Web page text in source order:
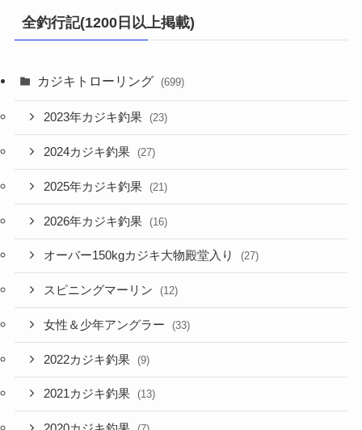
全釣行記(1200日以上掲載)
カジキトローリング (699)
2023年カジキ釣果 (23)
2024カジキ釣果 (27)
2025年カジキ釣果 (21)
2026年カジキ釣果 (16)
オーバー150kgカジキ大物殿堂入り (27)
スピニングマーリン (12)
女性＆少年アングラー (33)
2022カジキ釣果 (9)
2021カジキ釣果 (13)